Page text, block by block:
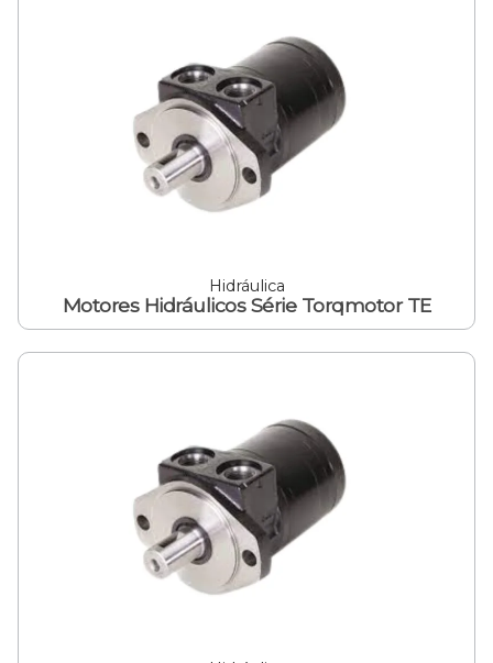
Hidráulica
Motores Hidráulicos Série Torqmotor TE